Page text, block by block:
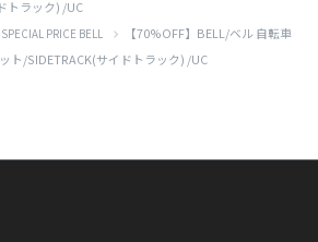
トラック) /UC
SPECIAL PRICE BELL
【70%OFF】BELL/ベル 自転車
ト/SIDETRACK(サイドトラック) /UC